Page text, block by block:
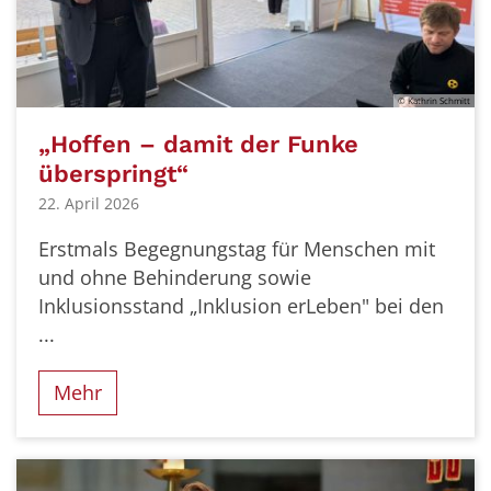
© Kathrin Schmitt
„Hoffen – damit der Funke
überspringt“
22. April 2026
Erstmals Begegnungstag für Menschen mit
und ohne Behinderung sowie
Inklusionsstand „Inklusion erLeben" bei den
...
Mehr